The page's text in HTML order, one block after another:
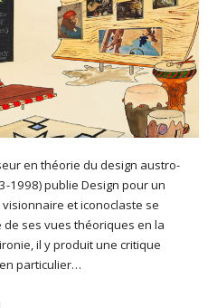
en théorie du design austro-
1998) publie Design pour un
et iconoclaste se
ses vues théoriques en la
il y produit une critique
particulier…